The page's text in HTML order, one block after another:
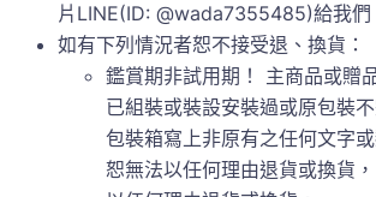
片LINE(ID: @wada7355485)給我們
如有下列情況者恕不接受退、換貨：
鑑賞期非試用期！ 主商品或贈
已組裝或裝設安裝過或原包裝
包裝箱寫上非原有之任何文字
恕無法以任何理由退貨或換貨